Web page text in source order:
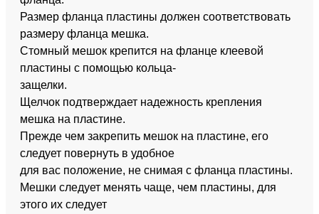
Размер фланца пластины должен соответствовать
размеру фланца мешка.
Стомный мешок крепится на фланце клеевой
пластины с помощью кольца-
защелки.
Щелчок подтверждает надежность крепления
мешка на пластине.
Прежде чем закрепить мешок на пластине, его
следует повернуть в удобное
для вас положение, не снимая с фланца пластины.
Мешки следует менять чаще, чем пластины, для
этого их следует